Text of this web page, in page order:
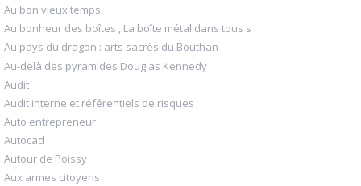
Au bon vieux temps
Au bonheur des boîtes , La boîte métal dans tous s
Au pays du dragon : arts sacrés du Bouthan
Au-delà des pyramides Douglas Kennedy
Audit
Audit interne et référentiels de risques
Auto entrepreneur
Autocad
Autour de Poissy
Aux armes citoyens